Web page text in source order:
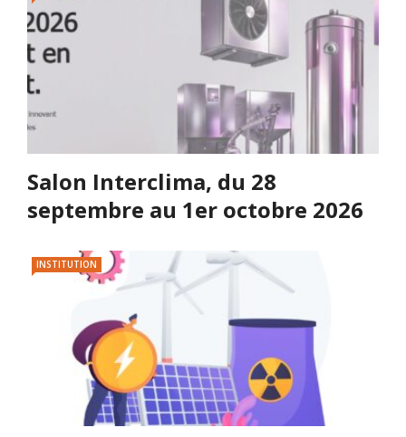
Salon Interclima, du 28
septembre au 1er octobre 2026
INSTITUTION